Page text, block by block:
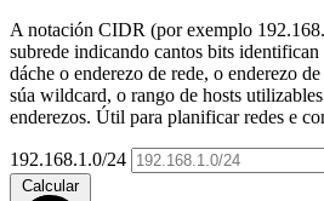
A notación CIDR (por exemplo
subrede indicando cantos bits identifican
dáche o enderezo de rede, o enderezo
súa wildcard, o rango de hosts
enderezos. Útil para planificar redes e
192.168.1.0/24
Calcular